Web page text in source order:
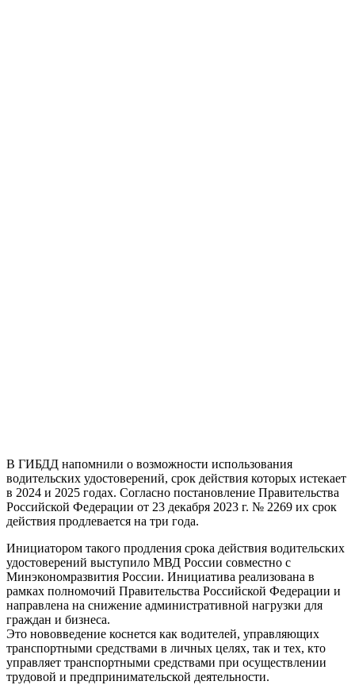
В ГИБДД напомнили о возможности использования
водительских удостоверений, срок действия которых истекает
в 2024 и 2025 годах. Согласно постановление Правительства
Российской Федерации от 23 декабря 2023 г. № 2269 их срок
действия продлевается на три года.
Инициатором такого продления срока действия водительских
удостоверений выступило МВД России совместно с
Минэкономразвития России. Инициатива реализована в
рамках полномочий Правительства Российской Федерации и
направлена на снижение административной нагрузки для
граждан и бизнеса.
Это нововведение коснется как водителей, управляющих
транспортными средствами в личных целях, так и тех, кто
управляет транспортными средствами при осуществлении
трудовой и предпринимательской деятельности.